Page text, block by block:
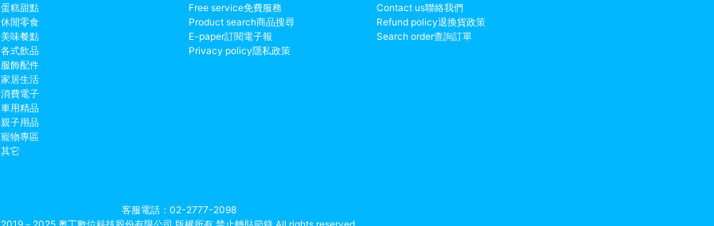
蛋糕甜點
休閒零食
美味餐點
各式飲品
服飾配件
家居生活
消費電子
車用精品
親子用品
寵物專區
其它
Free service免費服務
Product search商品搜尋
E-paper訂閱電子報
Privacy policy隱私政策
Contact us聯絡我們
Refund policy退換貨政策
Search order查詢訂單
客服電話
02-2777-2098